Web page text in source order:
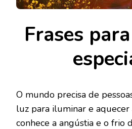
Frases
O mundo precisa de
luz para iluminar e
conhece a angústia e o frio